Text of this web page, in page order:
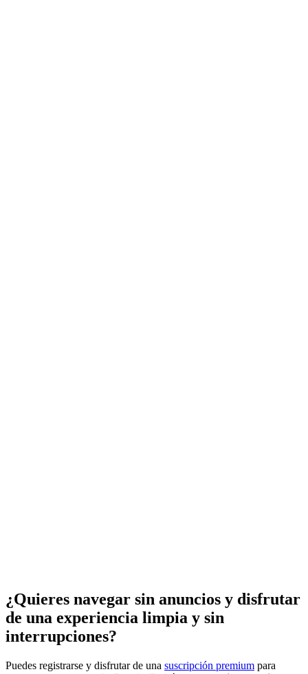
¿Quieres navegar sin anuncios y disfrutar
de una experiencia limpia y sin
interrupciones?
Puedes registrarse y disfrutar de una suscripción premium para